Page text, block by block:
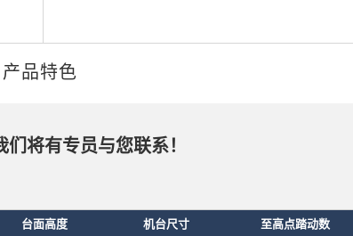
产品特色
将有专员与您联系！
台面高度
机台尺寸
至高点踏动数